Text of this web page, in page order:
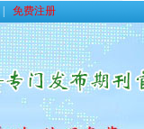
免费注册